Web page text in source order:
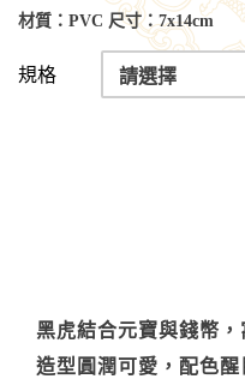
材質：PVC 尺寸：7x14cm
規格
黑虎結合元寶與錢幣，
造型圓潤可愛，配色醒